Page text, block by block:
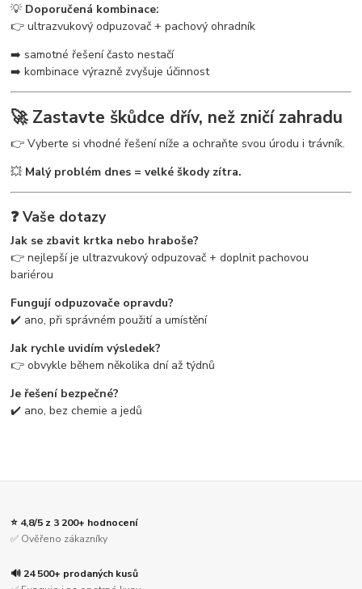
💡 Doporučená kombinace:
👉 ultrazvukový odpuzovač + pachový ohradník
➡️ samotné řešení často nestačí
➡️ kombinace výrazně zvyšuje účinnost
🚀 Zastavte škůdce dřív, než zničí zahradu
👉 Vyberte si vhodné řešení níže a ochraňte svou úrodu i trávník.
💥 Malý problém dnes = velké škody zítra.
❓ Vaše dotazy
Jak se zbavit krtka nebo hraboše?
👉 nejlepší je ultrazvukový odpuzovač + doplnit pachovou
bariérou
Fungují odpuzovače opravdu?
✔️ ano, při správném použití a umístění
Jak rychle uvidím výsledek?
👉 obvykle během několika dní až týdnů
Je řešení bezpečné?
✔️ ano, bez chemie a jedů
⭐ 4,8/5 z 3 200+ hodnocení
✅ Ověřeno zákazníky
🔊 24 500+ prodaných kusů